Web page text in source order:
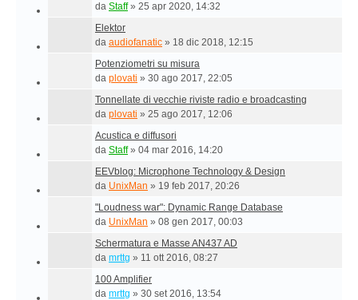
da Staff» 25 apr 2020, 14:32
Elektor
da audiofanatic » 18 dic 2018, 12:15
Potenziometri su misura
da plovati » 30 ago 2017, 22:05
Tonnellate di vecchie riviste radio e broadcasting
da plovati » 25 ago 2017, 12:06
Acustica e diffusori
da Staff» 04 mar 2016, 14:20
EEVblog: Microphone Technology & Design
da UnixMan » 19 feb 2017, 20:26
"Loudness war": Dynamic Range Database
da UnixMan » 08 gen 2017, 00:03
Schermatura e Masse AN437 AD
da mrttg » 11 ott 2016, 08:27
100 Amplifier
da mrttg » 30 set 2016, 13:54